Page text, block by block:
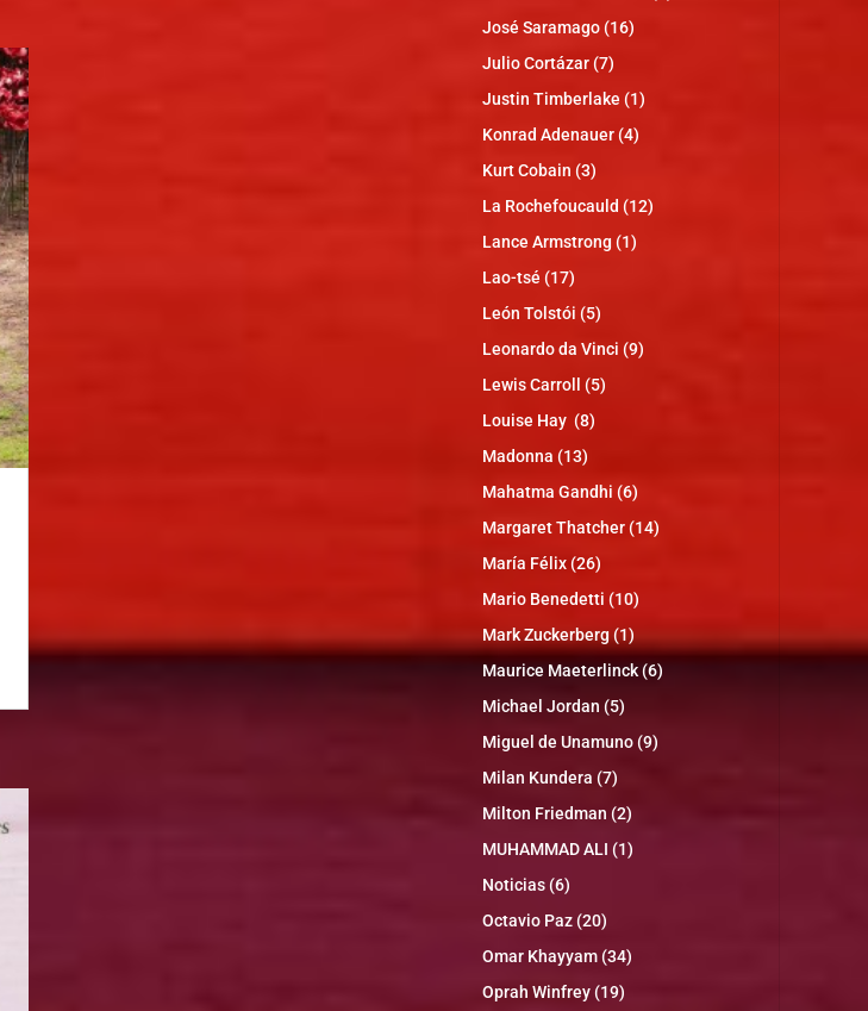
José Saramago (16)
Julio Cortázar (7)
Justin Timberlake (1)
Konrad Adenauer (4)
Kurt Cobain (3)
La Rochefoucauld (12)
Lance Armstrong (1)
Lao-tsé (17)
León Tolstói (5)
Leonardo da Vinci (9)
Lewis Carroll
(5)
Louise Hay (8)
Madonna (13)
Mahatma Gandhi (6)
Margaret Thatcher(14)
María Félix (26)
Mario Benedetti (10)
Mark Zuckerberg (1)
Maurice Maeterlinck(6)
Michael Jordan (5)
Miguel de Unamuno (9)
Milan Kundera (7)
Milton Friedman (2)
MUHAMMAD ALI (1)
Noticias (6)
Octavio Paz (20)
Omar Khayyam (34)
Oprah Winfrey (19)